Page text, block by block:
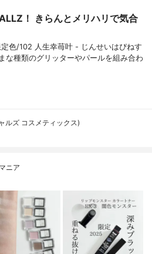
！ きらんとメリハリで気合
色/102 人生幸苺叶 - じんせいはぴねす
な種類のグリッターやパールを組み合わ
ルズ コスメティックス)
ニア